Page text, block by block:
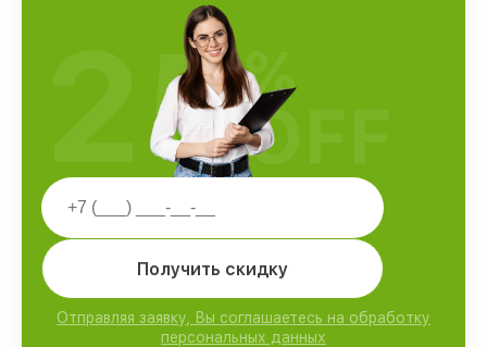
Получить скидку
Отправляя заявку, Вы соглашаетесь на обработку
персональных данных
25%
OFF